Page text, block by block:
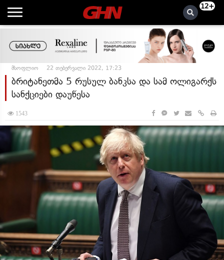
12+
მსოფლიო 22 თებერვალი 2022, 17:23
ბრიტანეთმა 5 რუსულ ბანკსა და სამ ოლიგარქს
სანქციები დაუწესა
1543